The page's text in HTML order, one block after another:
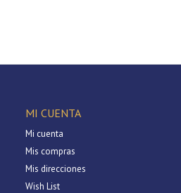
MI CUENTA
Mi cuenta
Mis compras
Mis direcciones
Wish List